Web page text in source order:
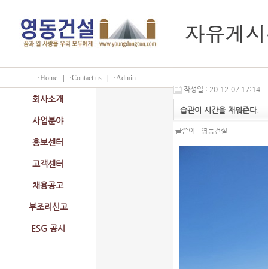
·Home ·Contact us ·Admin
회사소개
사업분야
홍보센터
고객센터
채용공고
부조리신고
ESG 공시
작성일 : 20-12-07 17:14
습관이 시간을 채워준다.
글쓴이 : 영동건설